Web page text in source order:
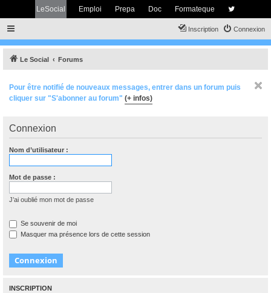
LeSocial Emploi Prepa Doc Formateque
Connexion
Inscription
Le Social Forums
Pour être notifié de nouveaux messages, entrer dans un forum puis
cliquer sur "S'abonner au forum" (+ infos)
Connexion
Nom d’utilisateur :
Mot de passe :
J’ai oublié mon mot de passe
Se souvenir de moi
Masquer ma présence lors de cette session
INSCRIPTION